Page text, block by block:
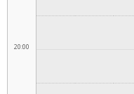
20:00